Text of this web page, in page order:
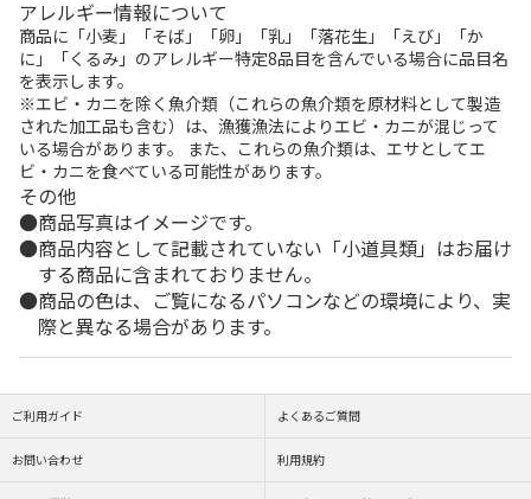
アレルギー情報について
商品に「小麦」「そば」「卵」「乳」「落花生」「えび」「か
に」「くるみ」のアレルギー特定8品目を含んでいる場合に品目名
を表示します。
※エビ・カニを除く魚介類（これらの魚介類を原材料として製造
された加工品も含む）は、漁獲漁法によりエビ・カニが混じって
いる場合があります。 また、これらの魚介類は、エサとしてエ
ビ・カニを食べている可能性があります。
その他
商品写真はイメージです。
商品内容として記載されていない「小道具類」はお届け
する商品に含まれておりません。
商品の色は、ご覧になるパソコンなどの環境により、実
際と異なる場合があります。
ご利用ガイド よくあるご質問
お問い合わせ 利用規約